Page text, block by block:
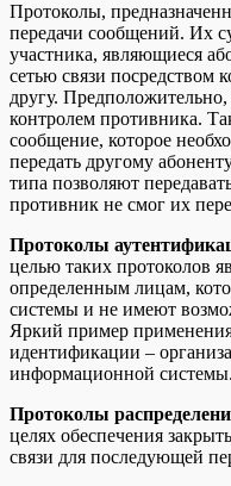
Протоколы,
передачи сообщений. Их
участника, являющиеся
сетью связи посредством
другу.
контролем противника.
сообщение, которое
передать другому
типа позволяют
противник не смог их
Протоколы
целью таких протоколов
определенным лицам,
системы и не имеют
Яркий пример
идентификации –
информационной системы.
Протоколы
целях обеспечения
связи для последующей